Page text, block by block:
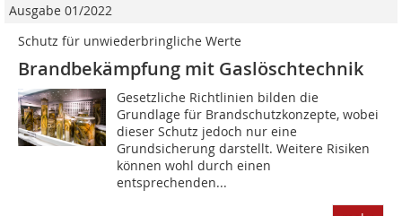
Ausgabe 01/2022
Schutz für unwiederbringliche Werte
Brandbekämpfung mit Gaslöschtechnik
Gesetzliche Richtlinien bilden die
Grundlage für Brandschutzkonzepte, wobei
dieser Schutz jedoch nur eine
Grundsicherung darstellt. Weitere Risiken
können wohl durch einen
entsprechenden...